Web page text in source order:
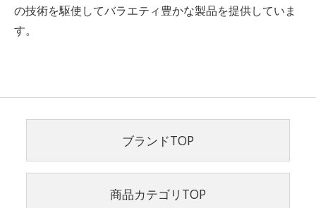
の技術を駆使してバラエティ豊かな製品を提供していま
す。
ブランドTOP
商品カテゴリTOP